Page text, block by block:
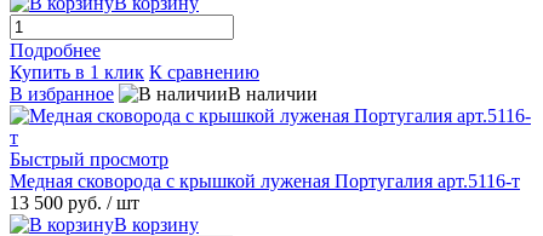
Подробнее
Купить в 1 клик К сравнению
В избранное
В наличии
Быстрый просмотр
Медная сковорода с крышкой луженая Португалия арт.5116-т
13 500 руб. / шт
В корзину